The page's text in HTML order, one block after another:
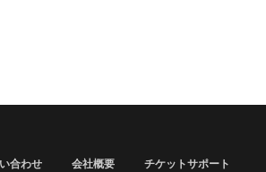
合わせ 会社概要 チケットサポート